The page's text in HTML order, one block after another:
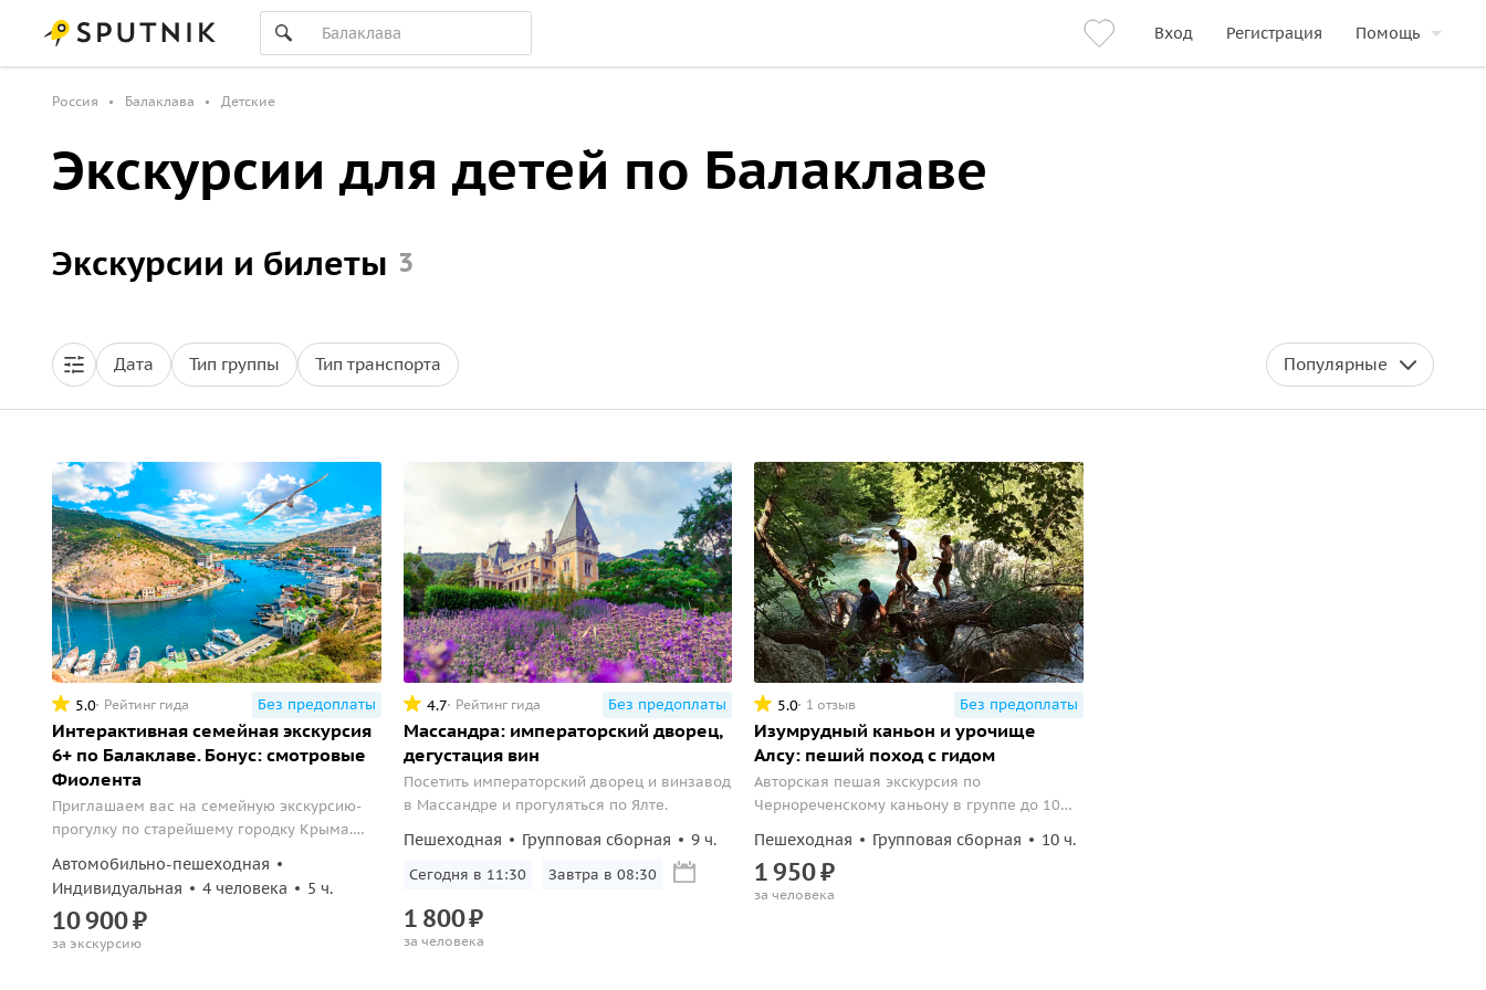
Вход Регистрация Помощь
Россия Балаклава Детские
Экскурсии для детей по Балаклаве
Экскурсии и билеты 3
Дата Тип группы Тип транспорта Популярные
5.0 Рейтинг гида Без предоплаты
Интерактивная семейная экскурсия
6+ по Балаклаве. Бонус: смотровые
Фиолента
Приглашаем вас на семейную экскурсию-
прогулку по старейшему городку Крыма.
за свою историю более 2500 лет сохранил
много загадок и тайн которые нам
предстоит разгадать.
Автомобильно-пешеходная
Индивидуальная
4 человека 5 ч.
10900₽
за экскурсию
4.7 Рейтинг гида Без предоплаты
Массандра: императорский дворец,
дегустация вин
Посетить императорский дворец и винзавод
в Массандре и прогуляться по Ялте.
Пешеходная Групповая сборная 9 ч.
Сегодня в 11:30 Завтра в 08:30
1 800₽
за человека
5.0 1 отзыв Без предоплаты
Изумрудный каньон и урочище
Алсу: пеший поход с гидом
Авторская пешая экскурсия по
Чернореченскому каньону в группе до 10
Пешеходная Групповая сборная 10 ч.
1950₽
за человека